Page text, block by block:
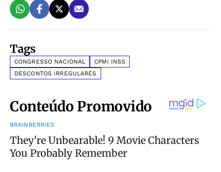
Tags
CONGRESSO NACIONAL
CPMI INSS
DESCONTOS IRREGULARES